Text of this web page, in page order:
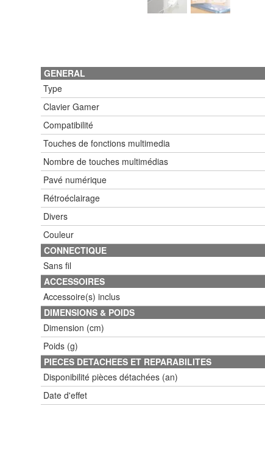
GENERAL
Type
Clavier Gamer
Compatibilité
Touches de fonctions multimedia
Nombre de touches multimédias
Pavé numérique
Rétroéclairage
Divers
Couleur
CONNECTIQUE
Sans fil
ACCESSOIRES
Accessoire(s) inclus
DIMENSIONS & POIDS
Dimension (cm)
Poids (g)
PIECES DETACHEES ET REPARABILITES
Disponibilité pièces détachées (an)
Date d'effet